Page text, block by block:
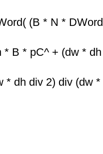
(B * N *
(dw * dh - dh
div (dw *